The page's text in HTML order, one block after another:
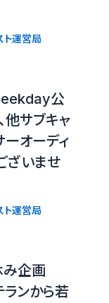
ト運営局
公
他サブキャ
ーオーディ
ざいませ
ト運営局
み企画
ンから若